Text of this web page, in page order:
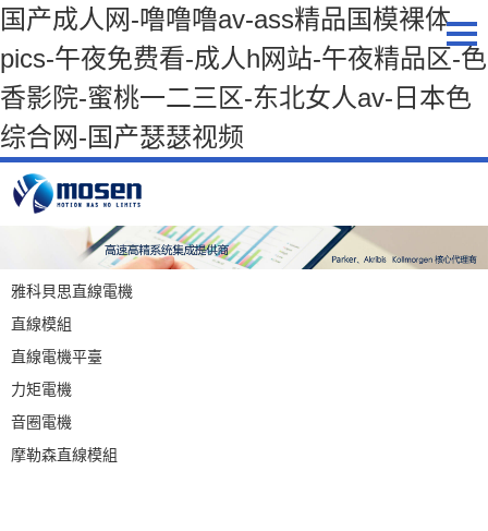
国产成人网-噜噜噜av-ass精品国模裸体
pics-午夜免费看-成人h网站-午夜精品区-色
香影院-蜜桃一二三区-东北女人av-日本色
综合网-国产瑟瑟视频
雅科貝思直線電機
直線模組
直線電機平臺
力矩電機
音圈電機
摩勒森直線模組